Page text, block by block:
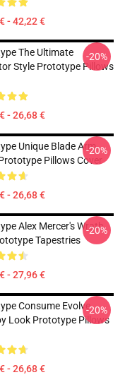
- 42,22 €
The Ultimate
Style Prototype Pillows
- 26,68 €
-20%
Unique Blade Arm
Pillows Cover
- 26,68 €
-20%
Alex Mercer's Wrath
Tapestries
- 27,96 €
-20%
Consume Evolve
Look Prototype Pillows
- 26,68 €
-20%